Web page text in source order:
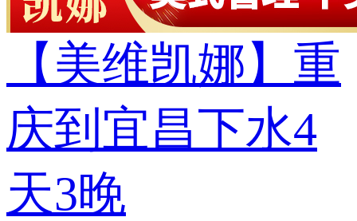
【美维凯娜】重
庆到宜昌下水4
天3晚